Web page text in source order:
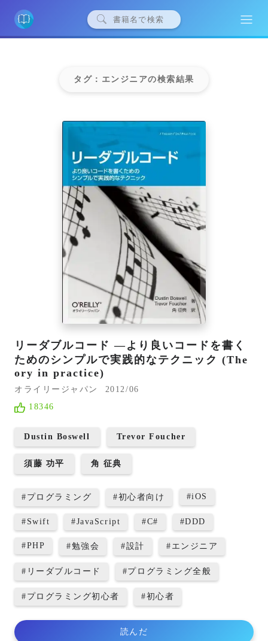
タグ：エンジニアの検索結果
リーダブルコード ―より良いコードを書く
ためのシンプルで実践的なテクニック (The
ory in practice)
オライリージャパン
2012/06
18346
Dustin Boswell Trevor Foucher
須藤 功平 角 征典
# プログラミング #初心者向け #iOS
# Swift #JavaScript #C# #DDD
#PHP #勉強会 #設計 # エンジニア
# リーダブルコード #プログラミング全般
# プログラミング初心者 #初心者
読んだ